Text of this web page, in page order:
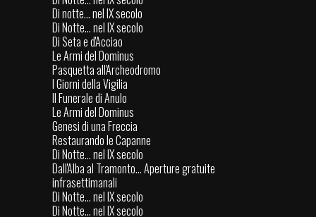
Di notte... nel IX secolo
Di Notte... nel IX secolo
Di Seta e d'Acciao
Le Armi del Dominus
Pasquetta all'Archeodromo
I Giorni della Vigilia
Il Funerale di Anulo
Le Armi del Dominus
Genesi di una Freccia
Restaurando le Capanne
Di Notte... nel IX secolo
Dall'Alba al Tramonto... Aperture gratuite
infrasettimanali
Di Notte... nel IX secolo
Di Notte... nel IX secolo